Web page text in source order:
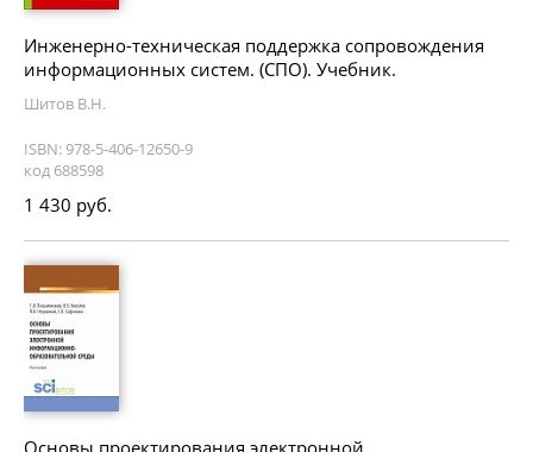
Инженерно-техническая поддержка сопровождения
информационных систем. (СПО). Учебник.
Шитов В.Н.
ISBN: 978-5-406-12650-9
код 688598
1 430 руб.
Основы проектирования электронной